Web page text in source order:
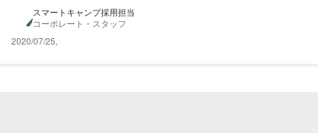
だきます！ 今回は「スマートキャンプ北海道支社」です！ 2019年2月
に開設された北海道支社はすでに社員数がパート社...
スマートキャンプ採用担当
コーポレート・スタッフ
2020/07/25,